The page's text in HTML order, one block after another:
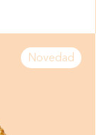
Novedad